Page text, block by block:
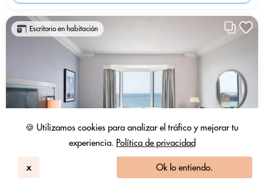
🍪 Utilizamos cookies para analizar el tráfico y mejorar tu
experiencia. Política de privacidad
x Ok lo entiendo.
Escritorio en habitación